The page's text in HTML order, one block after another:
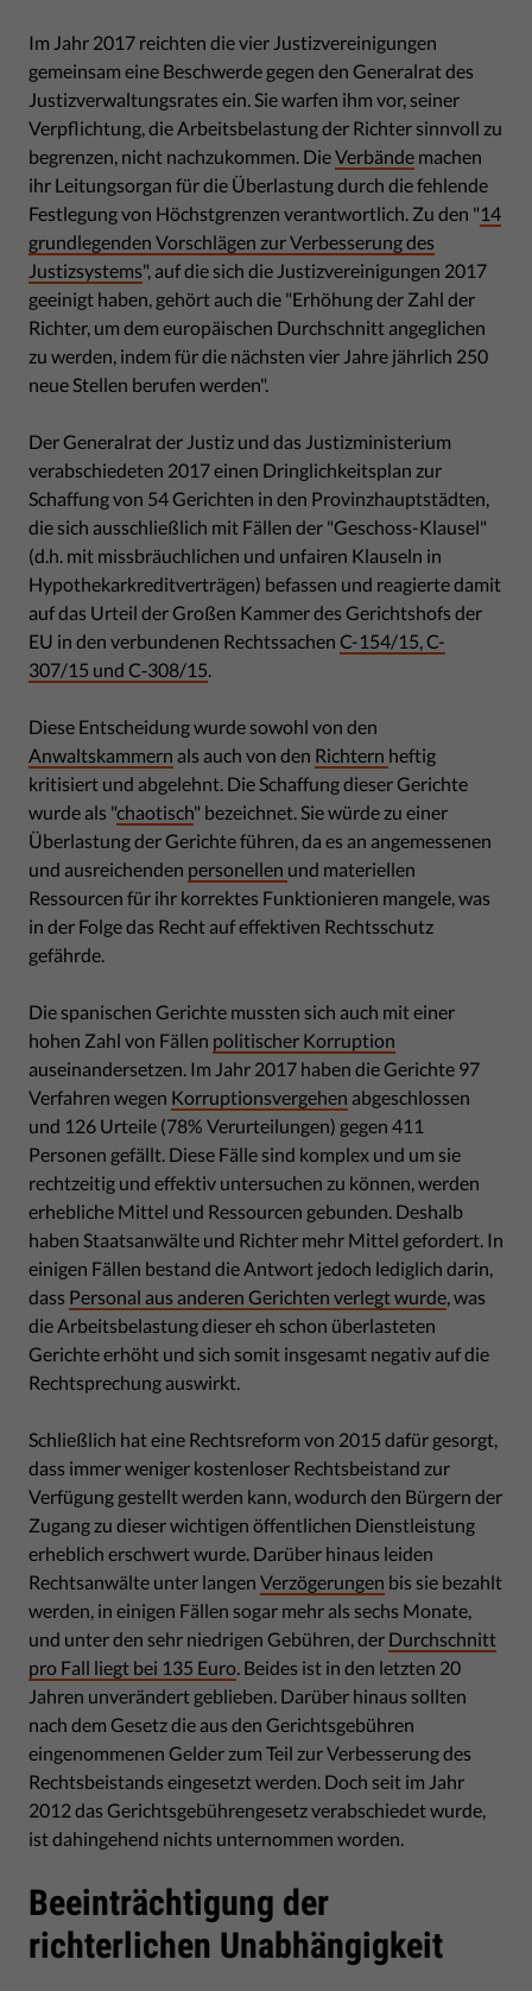
Im Jahr 2017 reichten die vier Justizvereinigungen
gemeinsam eine Beschwerde gegen den Generalrat des
Justizverwaltungsrates ein. Sie warfen ihm vor, seiner
Verpflichtung, die Arbeitsbelastung der Richter sinnvoll zu
begrenzen, nicht nachzukommen. DieVerbände machen
ihr Leitungsorgan für die Überlastung durch die fehlende
Festlegung von Höchstgrenzen verantwortlich. Zu den "14
grundlegenden Vorschlägen zur Verbesserung des
Justizsystems", auf die sich die Justizvereinigungen 2017
geeinigt haben, gehört auch die "Erhöhung der Zahl der
Richter, um dem europäischen Durchschnitt angeglichen
zu werden, indem für die nächsten vier Jahre jährlich 250
neue Stellen berufen werden".
Der Generalrat der Justiz und das Justizministerium
verabschiedeten 2017 einen Dringlichkeitsplan zur
Schaffung von 54 Gerichten in den Provinzhauptstädten,
die sich ausschließlich mit Fällen der "Geschoss-Klausel"
(d.h. mit missbräuchlichen und unfairen Klauseln in
Hypothekarkreditverträgen) befassen und reagierte damit
auf das Urteil der Großen Kammer des Gerichtshofs der
EU in den verbundenen Rechtssachen C-154/15, C-
307/15 und C‑308/15.
Diese Entscheidung wurde sowohl von den
Anwaltskammern als auch von den Richtern heftig
kritisiert und abgelehnt. Die Schaffung dieser Gerichte
wurde als "chaotisch" bezeichnet. Sie würde zu einer
Überlastung der Gerichte führen, da es an angemessenen
und ausreichenden personellen und materiellen
Ressourcen für ihr korrektes Funktionieren mangele, was
in der Folge das Recht auf effektiven Rechtsschutz
gefährde.
Die spanischen Gerichte mussten sich auch mit einer
hohen Zahl von Fällen politischer Korruption
auseinandersetzen. Im Jahr 2017 haben die Gerichte 97
Verfahren wegen Korruptionsvergehen abgeschlossen
und 126 Urteile (78% Verurteilungen) gegen 411
Personen gefällt. Diese Fälle sind komplex und um sie
rechtzeitig und effektiv untersuchen zu können, werden
erhebliche Mittel und Ressourcen gebunden. Deshalb
haben Staatsanwälte und Richter mehr Mittel gefordert. In
einigen Fällen bestand die Antwort jedoch lediglich darin,
dass Personal aus anderen Gerichten verlegt wurde, was
die Arbeitsbelastung dieser eh schon überlasteten
Gerichte erhöht und sich somit insgesamt negativ auf die
Rechtsprechung auswirkt.
Schließlich hat eine Rechtsreform von 2015 dafür gesorgt,
dass immer weniger kostenloser Rechtsbeistand zur
Verfügung gestellt werden kann, wodurch den Bürgern der
Zugang zu dieser wichtigen öffentlichen Dienstleistung
erheblich erschwert wurde. Darüber hinaus leiden
Rechtsanwälte unter langen Verzögerungen bis sie bezahlt
werden, in einigen Fällen sogar mehr als sechs Monate,
und unter den sehr niedrigen Gebühren, der Durchschnitt
pro Fall liegt bei 135 Euro. Beides ist in den letzten 20
Jahren unverändert geblieben. Darüber hinaus sollten
nach dem Gesetz die aus den Gerichtsgebühren
eingenommenen Gelder zum Teil zur Verbesserung des
Rechtsbeistands eingesetzt werden. Doch seit im Jahr
2012 das Gerichtsgebührengesetz verabschiedet wurde,
ist dahingehend nichts unternommen worden.
Beeinträchtigung der
richterlichen Unabhängigkeit